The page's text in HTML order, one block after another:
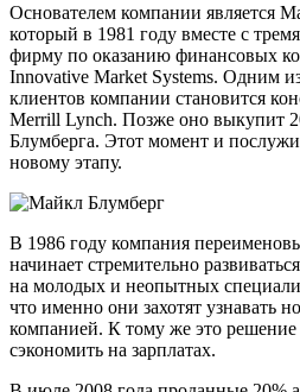
Основателем компании является
который в 1981 году вместе с
фирму по оказанию финансовых
Innovative Market Systems. Одним
клиентов компании становится
Merrill Lynch. Позже оно выкупит
Блумберга. Этот момент и
новому этапу.
В 1986 году компания
начинает стремительно
на молодых и неопытных
что именно они захотят узнавать
компанией. К тому же это решение
сэкономить на зарплатах.